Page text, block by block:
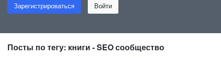
Зарегистрироваться Войти
Посты по тегу: книги - SEO сообщество